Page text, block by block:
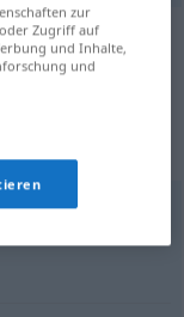
Quellen
Redaktion
zur
Zugriff auf
und Inhalte,
und